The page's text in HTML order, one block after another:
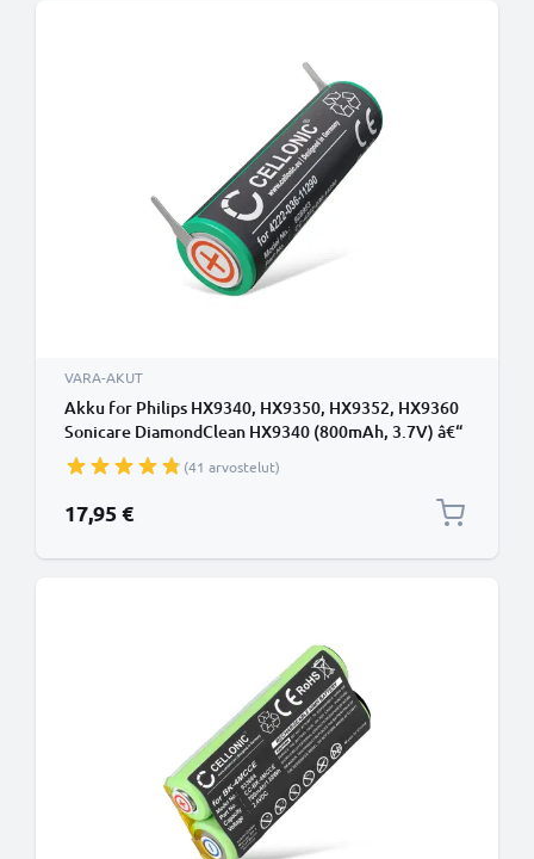
VARA-AKUT
Akku for Philips HX9340, HX9350, HX9352, HX9360
Sonicare DiamondClean HX9340 (800mAh, 3.7V) â€“
CELLONIC
(41 arvostelut)
17,95 €